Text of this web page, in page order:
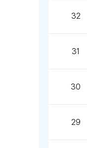
32
31
30
29